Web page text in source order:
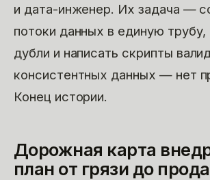
и дата-инженер. Их задача —
потоки данных в единую трубу,
дубли и написать скрипты
консистентных данных — нет
Конец истории.
Дорожная карта
план от грязи до